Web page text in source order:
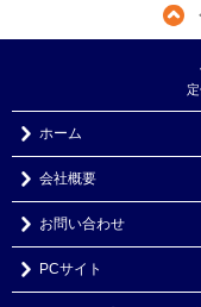
ホーム
会社概要
お問い合わせ
PCサイト